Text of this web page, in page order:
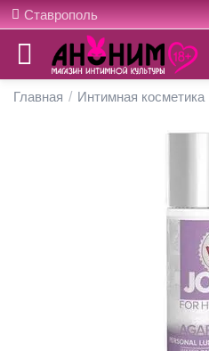
Ставрополь
Главная / Интимная